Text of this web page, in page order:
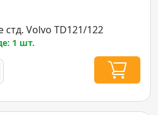
Volvo TD121/122
1 шт.